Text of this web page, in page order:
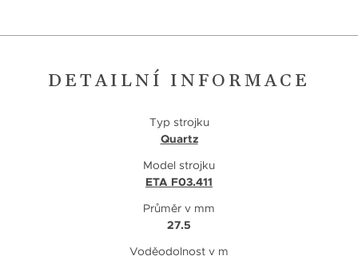
DETAILNÍ INFORMACE
Typ strojku
Quartz
Model strojku
ETA F03.411
Průměr v mm
27.5
Voděodolnost v m